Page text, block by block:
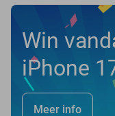
Win
iPhone
Meer info